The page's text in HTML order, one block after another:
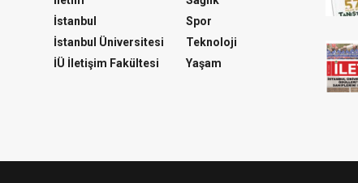
İstanbul
İstanbul Üniversitesi
İÜ İletişim Fakültesi
Spor
Teknoloji
Yaşam